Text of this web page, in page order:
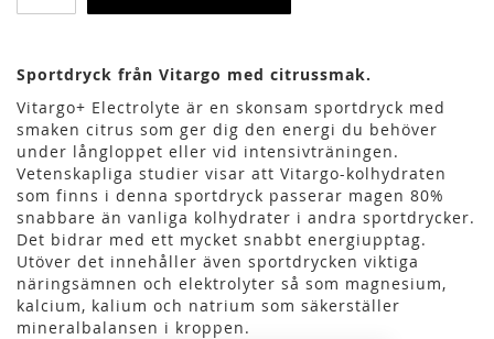
Sportdryck från Vitargo med citrussmak.
Vitargo+ Electrolyte är en skonsam sportdryck med
smaken citrus som ger dig den energi du behöver
under långloppet eller vid intensivträningen.
Vetenskapliga studier visar att Vitargo-kolhydraten
som finns i denna sportdryck passerar magen 80%
snabbare än vanliga kolhydrater i andra sportdrycker.
Det bidrar med ett mycket snabbt energiupptag.
Utöver det innehåller även sportdrycken viktiga
näringsämnen och elektrolyter så som magnesium,
kalcium, kalium och natrium som säkerställer
mineralbalansen i kroppen.